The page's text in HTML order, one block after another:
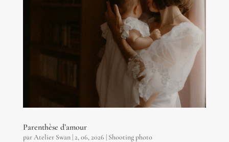
Parenthèse d’amour
parAtelier Swan|2, 06, 2026 | Shooting photo